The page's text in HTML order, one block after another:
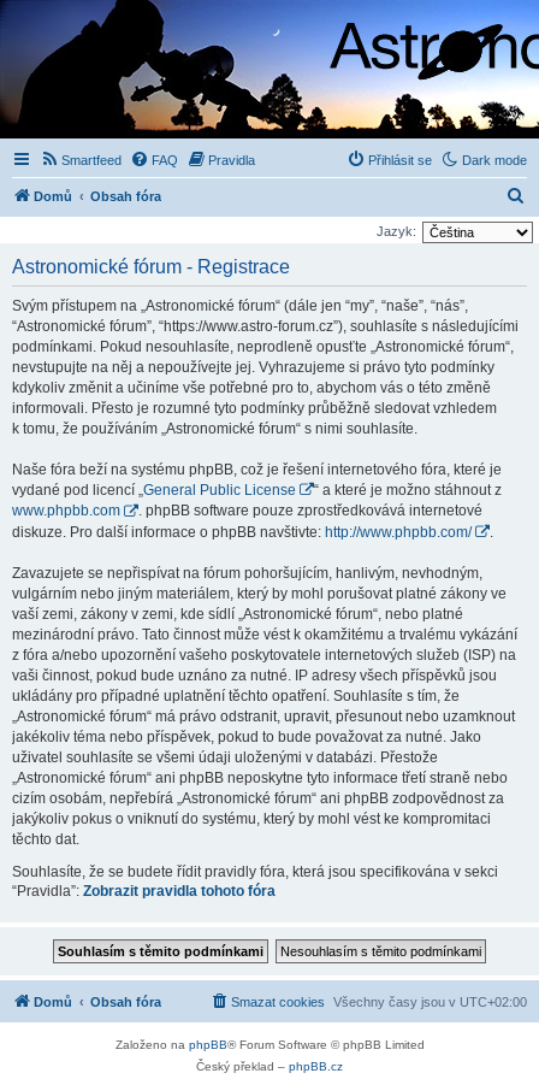
Dark mode
Smartfeed FAQ Pravidla Přihlásit se
Domů Obsah fóra
l
Jazyk:
Astronomické fórum - Registrace
Svým přístupem na „Astronomické fórum“ (dále jen “my”, “naše”, “nás”,
“Astronomické fórum”, “https://www.astro-forum.cz”), souhlasíte s následujícími
podmínkami. Pokud nesouhlasíte, neprodleně opusťte „Astronomické fórum“,
nevstupujte na něj a nepoužívejte jej. Vyhrazujeme si právo tyto podmínky
kdykoliv změnit a učiníme vše potřebné pro to, abychom vás o této změně
informovali. Přesto je rozumné tyto podmínky průběžně sledovat vzhledem
k tomu, že používáním „Astronomické fórum“ s nimi souhlasíte.
Naše fóra beží na systému phpBB, což je řešení internetového fóra, které je
vydané pod licencí „General Public License
“ a které je možno stáhnout z
www.phpbb.com
. phpBB software pouze zprostředkovává internetové
diskuze. Pro další informace o phpBB navštivte: http://www.phpbb.com/
Zavazujete se nepřispívat na fórum pohoršujícím, hanlivým, nevhodným,
vulgárním nebo jiným materiálem, který by mohl porušovat platné zákony ve
vaší zemi, zákony v zemi, kde sídlí „Astronomické fórum“, nebo platné
mezinárodní právo. Tato činnost může vést k okamžitému a trvalému vykázání
z fóra a/nebo upozornění vašeho poskytovatele internetových služeb (ISP) na
vaši činnost, pokud bude uznáno za nutné. IP adresy všech příspěvků jsou
ukládány pro případné uplatnění těchto opatření. Souhlasíte s tím, že
„Astronomické fórum“ má právo odstranit, upravit, přesunout nebo uzamknout
jakékoliv téma nebo příspěvek, pokud to bude považovat za nutné. Jako
uživatel souhlasíte se všemi údaji uloženými v databázi. Přestože
„Astronomické fórum“ ani phpBB neposkytne tyto informace třetí straně nebo
cizím osobám, nepřebírá „Astronomické fórum“ ani phpBB zodpovědnost za
jakýkoliv pokus o vniknutí do systému, který by mohl vést ke kompromitaci
těchto dat.
Souhlasíte, že se budete řídit pravidly fóra, která jsou specifikována v sekci
“Pravidla”: Zobrazit pravidla tohoto fóra
Domů Obsah fóra Všechny časy jsou v UTC+02:00
Smazat cookies
Založeno na phpBB® Forum Software © phpBB Limited
Český překlad – phpBB.cz